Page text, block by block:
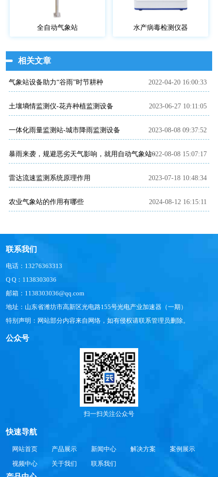
全自动气象站 水产病毒检测仪器
相关文章
气象站设备助力“谷雨”时节耕种 2022-04-20 16:00:33
土壤墒情监测仪-花卉种植监测设备 2023-06-27 10:11:05
一体化雨量监测站-城市降雨监测设备 2023-08-08 09:37:52
暴雨来袭，规避恶劣天气影响，就用自动气象站~2022-08-08 15:07:17
雷达流速监测系统原理作用 2023-07-18 10:48:34
农业气象站的作用有哪些 2024-08-12 16:15:11
联系我们
电话：13276363313
Q Q：1138303036
邮箱：1138303036@qq.com
地址：山东省潍坊市高新区光电路155号光电产业加速器（一期）
特别声明：网站部分内容来自网络，如有侵权请联系管理员删除。
公众号
扫一扫关注公众号
快速导航
网站首页 产品展示 新闻中心 解决方案
案例展示
视频中心
关于我们 联系我们